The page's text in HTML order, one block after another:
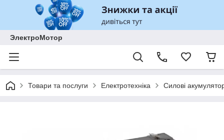
ЭлектроМотор
Товари та послуги Електротехніка Силові